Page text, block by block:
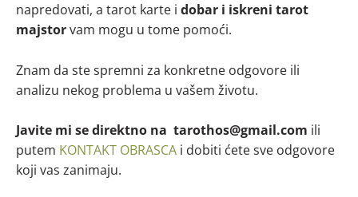
napredovati, a tarot karte i dobar i iskreni tarot
majstorvam mogu u tome pomoći.
Znam da ste spremni za konkretne odgovore ili
analizu nekog problema u vašem životu.
Javite mi se direktno na tarothos@gmail.com ili
putem KONTAKT OBRASCA i dobiti ćete sve odgovore
koji vas zanimaju.